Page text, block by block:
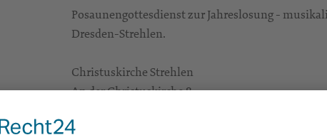
Posaunengottesdienst zur Jahreslosung -
Dresden-Strehlen.
Christuskirche Strehlen
An der Christuskirche 8
Gottesdienste